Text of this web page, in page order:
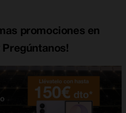
promociones en
Pregúntanos!